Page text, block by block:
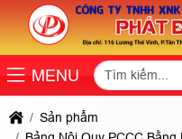
MENU
Sản phẩm